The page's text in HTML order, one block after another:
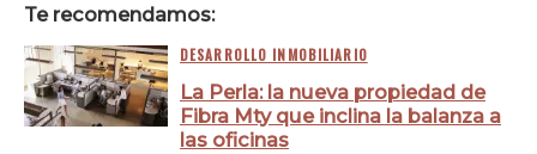
Te recomendamos:
DESARROLLO INMOBILIARIO
La Perla: la nueva propiedad de
Fibra Mty que inclina la balanza a
las oficinas